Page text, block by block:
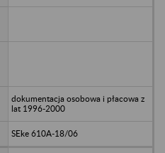
dokumentacja osobowa i płacowa z
lat 1996-2000
SEke 610A-18/06